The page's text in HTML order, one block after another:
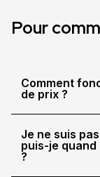
Pour
Comment
de prix ?
Je ne suis
puis-je quand
?